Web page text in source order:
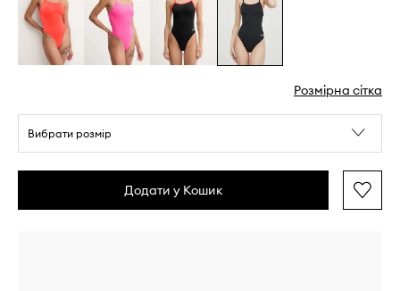
Розмірна сітка
Вибрати розмір
Додати у Кошик